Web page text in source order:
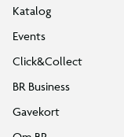
Katalog
Events
Click&Collect
BR Business
Gavekort